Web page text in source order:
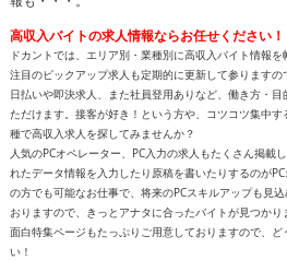
高収入バイトの求人情報ならお任せください！
ドカントでは、エリア別・業種別に高収入バイト情報を
注目のピックアップ求人も定期的に更新して参りますの
日払いや即決求人、また社員登用ありなど、働き方・
ただけます。接客が好き！という方や、コツコツ集中
種で高収入求人を探してみませんか？
人気のPCオペレーター、PC入力の求人もたくさん掲載
れたデータ情報を入力したり原稿を書いたりするのが
の方でも可能なお仕事で、将来のPCスキルアップも見
おりますので、きっとアナタに合ったバイトが見つかり
面白特集ページもたっぷりご用意しておりますので、
い！